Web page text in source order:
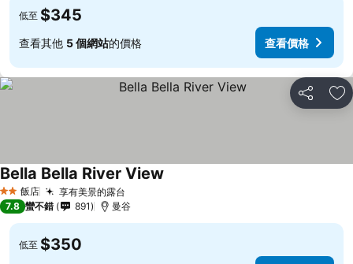
低至 $345
查看其他 5 個網站的價格 查看價格
分享 加
2 星級飯店 享有美景的露台
Bella Bella River View
7.8 蠻不錯 891 曼谷
低至 $350